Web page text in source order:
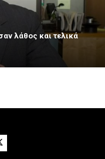
λάθος και τελικά